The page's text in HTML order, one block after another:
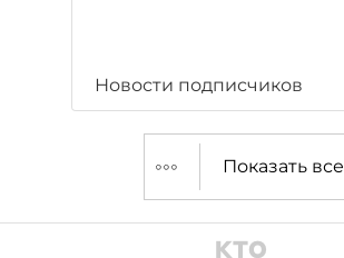
Новости подписчиков
Показать все